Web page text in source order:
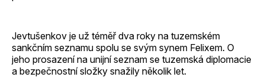
Jevtušenkov je už téměř dva roky na tuzemském
sankčním seznamu spolu se svým synem Felixem. O
jeho prosazení na unijní seznam se tuzemská diplomacie
a bezpečnostní složky snažily několik let.